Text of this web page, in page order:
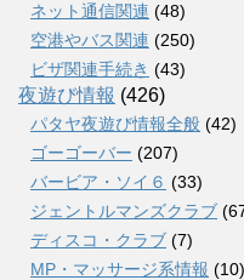
ネット通信関連 (48)
空港やバス関連 (250)
ビザ関連手続き (43)
夜遊び情報 (426)
パタヤ夜遊び情報全般 (42)
ゴーゴーバー (207)
バービア・ソイ６ (33)
ジェントルマンズクラブ
ディスコ・クラブ (7)
MP・マッサージ系情報 (10)